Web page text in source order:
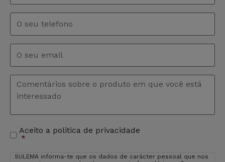
sobrenome *
Comentários
Aceitação
de
Aceito a politica de privacidade
*
SULEMA informa-te que os dados de carácter pessoal que nos